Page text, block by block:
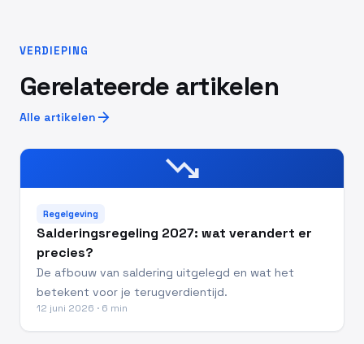
VERDIEPING
Gerelateerde artikelen
Alle artikelen arrow_forward
trending_down
Regelgeving
Salderingsregeling 2027: wat verandert er
precies?
De afbouw van saldering uitgelegd en wat het
betekent voor je terugverdientijd.
12 juni 2026 · 6 min